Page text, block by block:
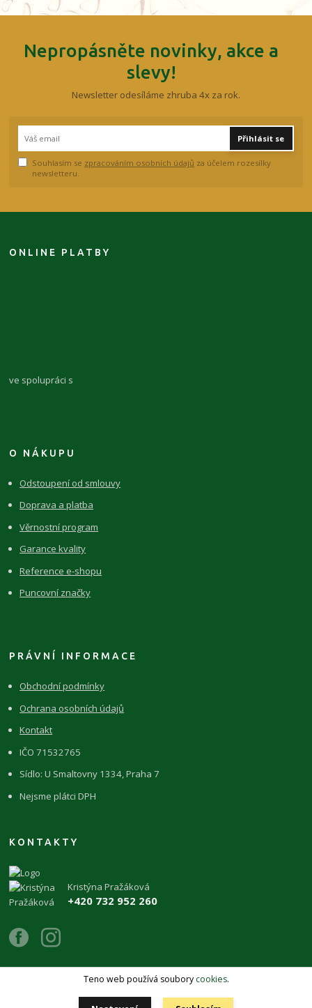
Nepropásněte novinky, akce a
slevy!
Newsletter odesíláme zhruba 4x za rok.
Přihlásit se
Souhlasím se zpracováním osobních údajů za účelem rozesílky
newsletteru.
ONLINE PLATBY
ve spolupráci s
O NÁKUPU
Odstoupení od smlouvy
Doprava a platba
Věrnostní program
Garance kvality
Reference e-shopu
Puncovní značky
PRÁVNÍ INFORMACE
Obchodní podmínky
Ochrana osobních údajů
Kontakt
IČO 71532765
Sídlo: U Smaltovny 1334, Praha 7
Nejsme plátci DPH
KONTAKTY
Kristýna Pražáková
+420 732 952 260
Copyright 2026 © ŽIVÉKAMENY Kristýna Pražáková
Teno web používá soubory cookies.